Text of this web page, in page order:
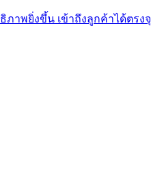
พยิ่งขึ้น เข้าถึงลูกค้าได้ตรง